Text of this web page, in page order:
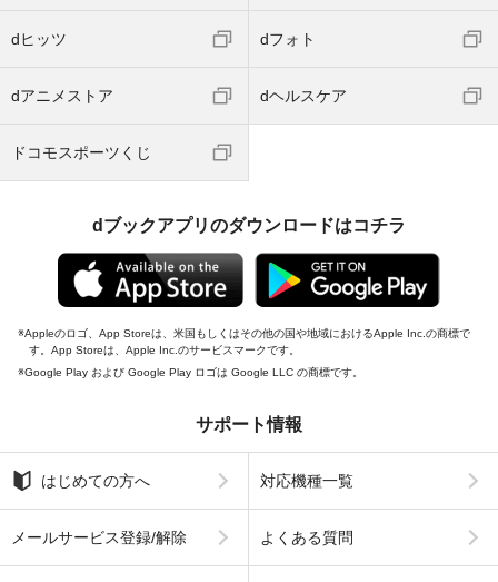
dヒッツ dフォト
dアニメストア dヘルスケア
ドコモスポーツくじ
dブックアプリのダウンロードはコチラ
Appleのロゴ、App Storeは、米国もしくはその他の国や地域におけるApple Inc.の商標で
す。App Storeは、Apple Inc.のサービスマークです。
Google Play および Google Play ロゴは Google LLC の商標です。
サポート情報
はじめての方へ 対応機種一覧
メールサービス登録/解除 よくある質問